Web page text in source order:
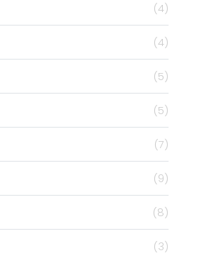
(4)
(4)
(5)
(5)
(7)
(9)
(8)
(3)